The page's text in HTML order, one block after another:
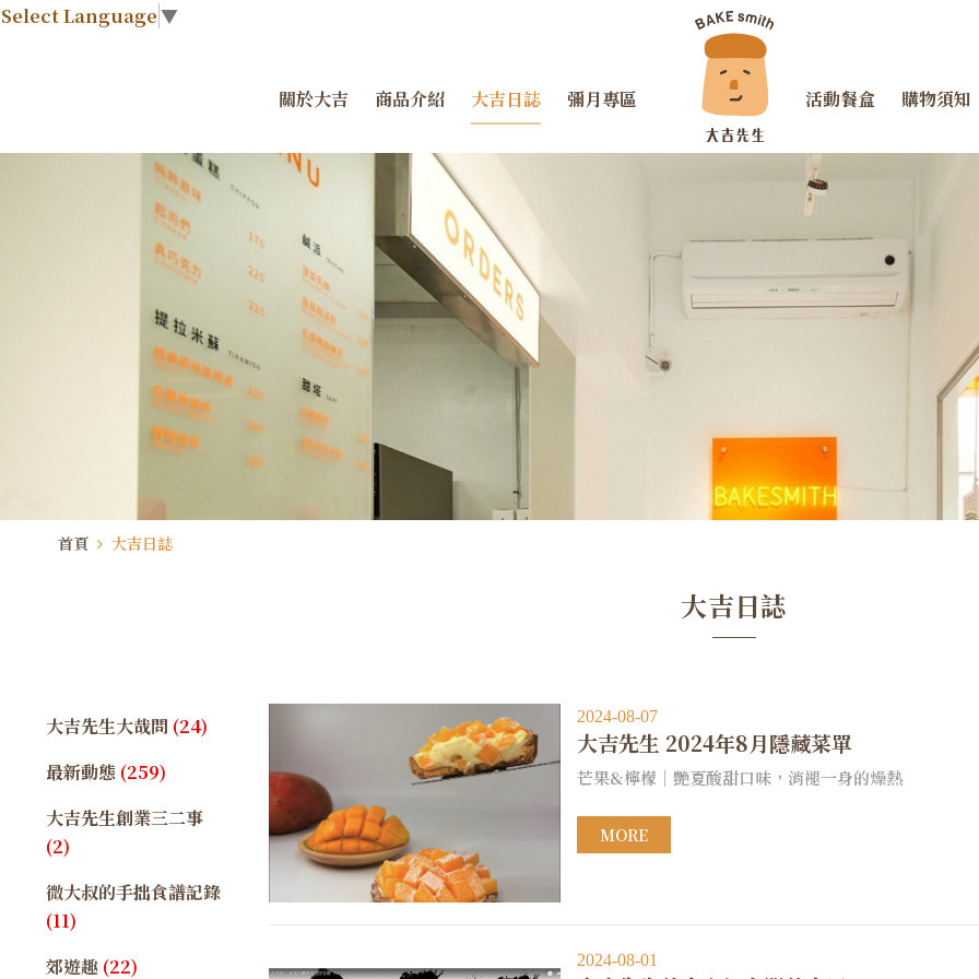
Select Language▼
關於大吉 商品介紹 大吉日誌 彌月專區 活動餐盒 購物須知
首頁 大吉日誌
大吉日誌
大吉先生大哉問 (24)
最新動態 (259)
大吉先生創業三二事
(2)
微大叔的手拙食譜記錄
(11)
郊遊趣 (22)
2024-08-07
大吉先生 2024年8月隱藏菜單
芒果&檸檬｜艷夏酸甜口味，消褪一身的燥熱
MORE
2024-08-01